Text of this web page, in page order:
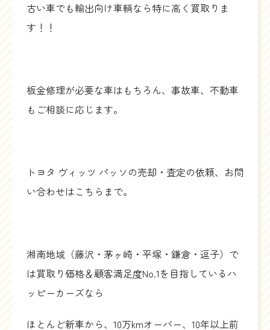
古い車でも輸出向け車輌なら特に高く買取りま
す！！
板金修理が必要な車はもちろん、事故車、不動車
もご相談に応じます。
トヨタ ヴィッツ パッソの売却・査定の依頼、お問
い合わせはこちらまで。
湘南地域（藤沢・茅ヶ崎・平塚・鎌倉・逗子）で
は買取り価格＆顧客満足度No.1を目指しているハ
ッピーカーズなら
ほとんど新車から、10万kmオーバー、10年以上前